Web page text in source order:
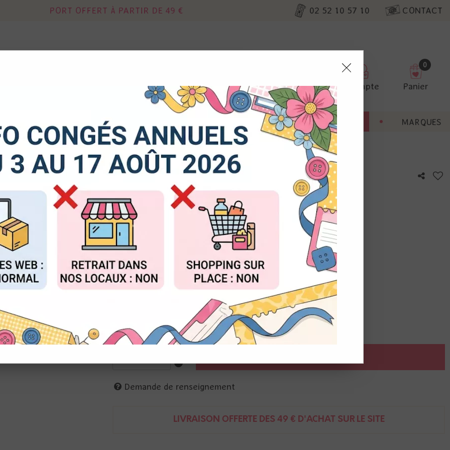
PORT OFFERT À PARTIR DE 49 € 02 52 10 57 10 CONTACT
Favoris Compte
0
Panier
MIXED MEDIA BONNES AFFAIRES MARQUES
BAZZILL Coastal
Soyez le premier à donner votre avis !
0,
Réf. :BZZ_T7-7117
Cardstock Bazzill
Demande de renseignement
LIVRAISON OFFERTE DÈS 49 € D'ACHAT SUR LE SITE
autorisez-vous à utiliser vos cookies ?
l'interface et les fonctionnalités du site
les campagnes marketing et proposer des mises à jour sur nos
l'authentification et surveiller les erreurs techniques
sont nécessaires à des fins techniques, ils sont donc dispensés de consentement. D'autres, non
peuvent être utilisés pour la personnalisation des annonces et du contenu, la mesure des annonces
la connaissance de l'audience et le développement de produits, les données de géolocalisation
l'identification par le balayage de l'appareil, le stockage et/ou l'accès aux informations sur un appareil.
votre consentement, celui-ci sera valable sur l’ensemble des sous-domaines de Kerglaz. Vous
la possibilité de retirer votre consentement à tout moment en cliquant sur le widget en bas à droite
Pour en savoir plus, consulter notre politique de cookie.
ACCEPTER TOUT